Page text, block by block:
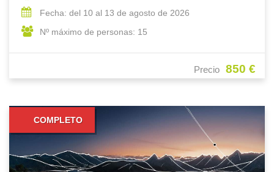
Precio 850 €
Fecha: del 10 al 13 de agosto de 2026
Nº máximo de personas: 15
COMPLETO